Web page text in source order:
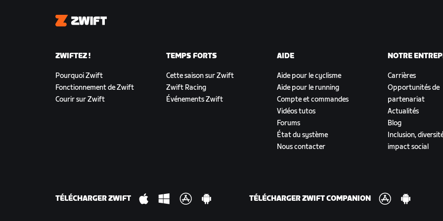
Zwift
ZWIFTEZ !
Pourquoi Zwift
Fonctionnement de Zwift
Courir sur Zwift
TEMPS FORTS
Cette saison sur Zwift
Zwift Racing
Événements Zwift
AIDE
Aide pour le cyclisme
Aide pour le running
Compte et commandes
Vidéos tutos
Forums
État du système
Nous contacter
NOTRE
Carrières
Opportunités de
partenariat
Actualités
Blog
Inclusion,
impact social
TÉLÉCHARGER ZWIFT TÉLÉCHARGER ZWIFT COMPANION